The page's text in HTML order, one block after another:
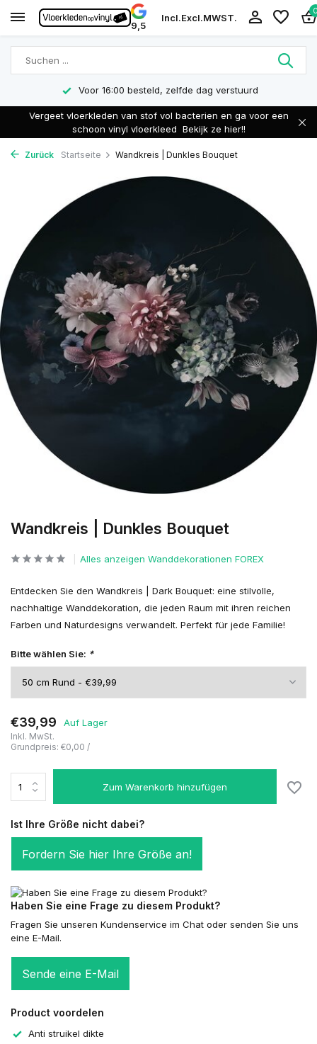
9,5
Incl.Excl.MWST.
Voor 16:00 besteld, zelfde dag verstuurd
Vergeet vloerkleden van stof vol bacterien en ga voor een
schoon vinyl vloerkleed Bekijk ze hier!!
Zurück Startseite Wandkreis | Dunkles Bouquet
Wandkreis | Dunkles Bouquet
Alles anzeigen Wanddekorationen FOREX
Entdecken Sie den Wandkreis | Dark Bouquet: eine stilvolle,
nachhaltige Wanddekoration, die jeden Raum mit ihren reichen
Farben und Naturdesigns verwandelt. Perfekt für jede Familie!
Bitte wählen Sie: *
€39,99 Auf Lager
Inkl. MwSt.
Grundpreis: €0,00 /
Zum Warenkorb hinzufügen
Ist Ihre Größe nicht dabei?
Fordern Sie hier Ihre Größe an!
Haben Sie eine Frage zu diesem Produkt?
Fragen Sie unseren Kundenservice im Chat oder senden Sie uns
eine E-Mail.
Sende eine E-Mail
Product voordelen
Anti struikel dikte